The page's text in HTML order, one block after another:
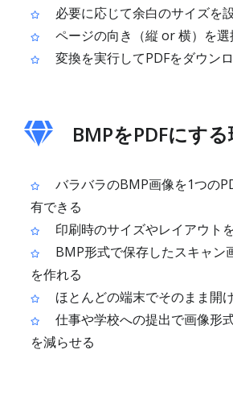
必要に応じて余白のサイズを
ページの向き（縦 or 横）を選
変換を実行してPDFをダウン
BMPをPDFにす
バラバラのBMP画像を1つの
有できる
印刷時のサイズやレイアウト
BMP形式で保存したスキャン
を作れる
ほとんどの端末でそのまま開
仕事や学校への提出で画像形
を減らせる